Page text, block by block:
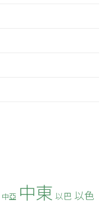
中亞 中東 以巴 以色